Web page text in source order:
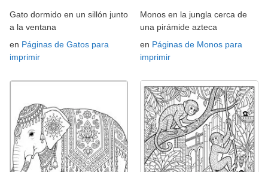
Gato dormido en un sillón junto
a la ventana
en Páginas de Gatos para
imprimir
Monos en la jungla cerca de
una pirámide azteca
en Páginas de Monos para
imprimir